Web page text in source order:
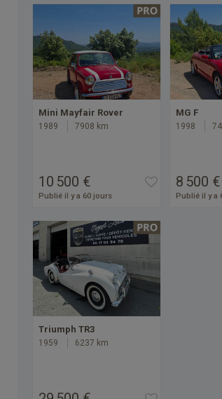
Mini Mayfair Rover
1989 7908 km
10 500 €
Publié il y a 60 jours
MG F
1998
8 500 €
Publié il y a
Triumph TR3
1959 6237 km